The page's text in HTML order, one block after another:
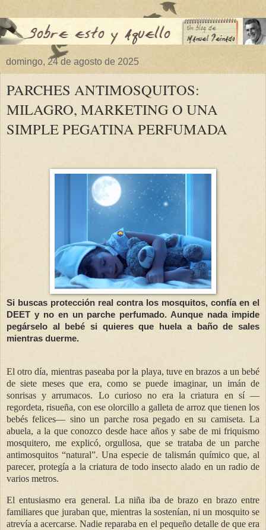
domingo, 24 de agosto de 2025
PARCHES ANTIMOSQUITOS:
MILAGRO, MARKETING O UNA
SIMPLE PEGATINA PERFUMADA
Si buscas protección real contra los mosquitos, confía en el
DEET y no en un parche perfumado. Aunque nada impide
pegárselo al bebé si quieres que huela a baño de sales
mientras duerme.
El otro día, mientras paseaba por la playa, tuve en brazos a un bebé
de siete meses que era, como se puede imaginar, un imán de
sonrisas y arrumacos. Lo curioso no era la criatura en sí —
regordeta, risueña, con ese olorcillo a galleta de arroz que tienen los
bebés felices— sino un parche rosa pegado en su camiseta. La
abuela, a la que conozco desde hace años y sabe de mi friquismo
mosquitero, me explicó, orgullosa, que se trataba de un parche
antimosquitos “natural”. Una especie de talismán químico que, al
parecer, protegía a la criatura de todo insecto alado en un radio de
varios metros.
El entusiasmo era general. La niña iba de brazo en brazo entre
familiares que juraban que, mientras la sostenían, ni un mosquito se
atrevía a acercarse. Nadie reparaba en el pequeño detalle de que era